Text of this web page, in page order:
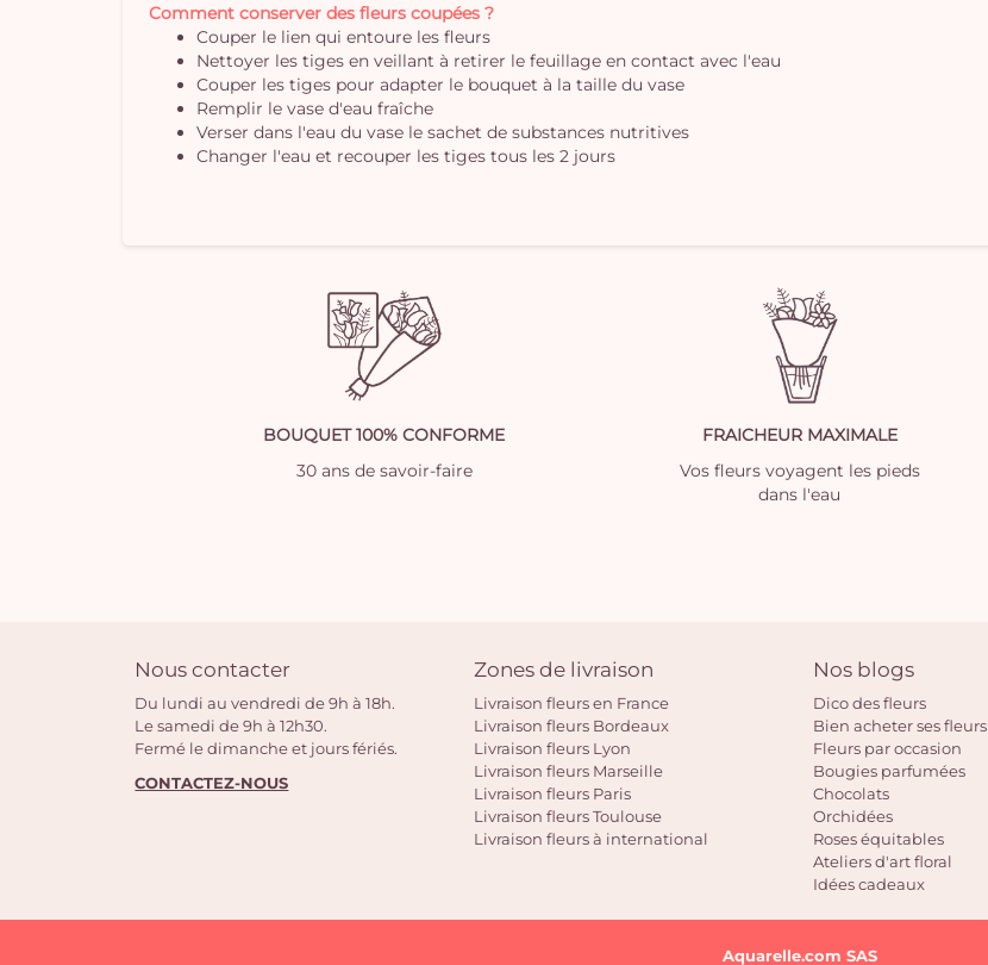
Comment conserver des fleurs coupées ?
Couper le lien qui entoure les fleurs
Nettoyer les tiges en veillant à retirer le feuillage en contact avec l'eau
Couper les tiges pour adapter le bouquet à la taille du vase
Remplir le vase d'eau fraîche
Verser dans l'eau du vase le sachet de substances nutritives
Changer l'eau et recouper les tiges tous les 2 jours
BOUQUET 100% CONFORME
30 ans de savoir-faire
FRAICHEUR MAXIMALE
Vos fleurs voyagent les pieds
dans l'eau
Nous contacter
Du lundi au vendredi de 9h à 18h.
Le samedi de 9h à 12h30.
Fermé le dimanche et jours fériés.
CONTACTEZ-NOUS
Zones de livraison
Livraison fleurs en France
Livraison fleurs Bordeaux
Livraison fleurs Lyon
Livraison fleurs Marseille
Livraison fleurs Paris
Livraison fleurs Toulouse
Livraison fleurs à international
Nos blogs
Dico des fleurs
Bien acheter ses fleurs
Fleurs par occasion
Bougies parfumées
Chocolats
Orchidées
Roses équitables
Ateliers d'art floral
Idées cadeaux
Aquarelle.com SAS